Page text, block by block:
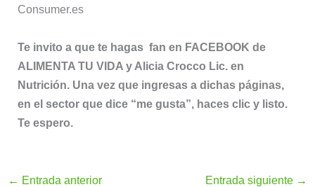
Consumer.es
Te invito a que te hagas fan en FACEBOOK de
ALIMENTA TU VIDA y Alicia Crocco Lic. en
Nutrición. Una vez que ingresas a dichas páginas,
en el sector que dice “me gusta”, haces clic y listo.
Te espero.
← Entrada anterior Entrada siguiente →